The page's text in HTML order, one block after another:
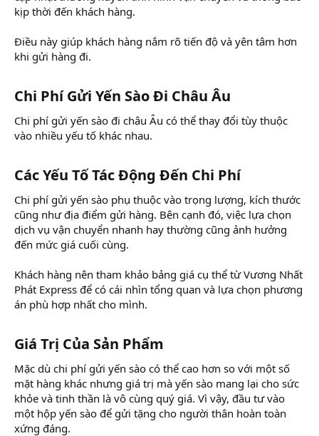
kịp thời đến khách hàng.
Điều này giúp khách hàng nắm rõ tiến độ và yên tâm hơn
khi gửi hàng đi.
Chi Phí Gửi Yến Sào Đi Châu Âu​
Chi phí gửi yến sào đi châu Âu có thể thay đổi tùy thuộc
vào nhiều yếu tố khác nhau.
Các Yếu Tố Tác Động Đến Chi Phí​
Chi phí gửi yến sào phụ thuộc vào trọng lượng, kích thước
cũng như địa điểm gửi hàng. Bên cạnh đó, việc lựa chọn
dịch vụ vận chuyển nhanh hay thường cũng ảnh hưởng
đến mức giá cuối cùng.
Khách hàng nên tham khảo bảng giá cụ thể từ Vương Nhất
Phát Express để có cái nhìn tổng quan và lựa chọn phương
án phù hợp nhất cho mình.
Giá Trị Của Sản Phẩm​
Mặc dù chi phí gửi yến sào có thể cao hơn so với một số
mặt hàng khác nhưng giá trị mà yến sào mang lại cho sức
khỏe và tinh thần là vô cùng quý giá. Vì vậy, đầu tư vào
một hộp yến sào để gửi tặng cho người thân hoàn toàn
xứng đáng.